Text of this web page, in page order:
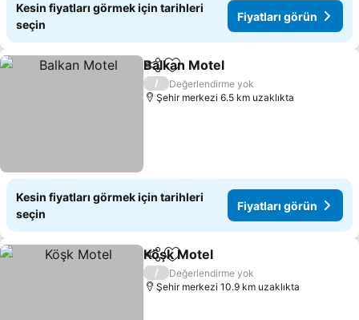
Kesin fiyatları görmek için tarihleri
seçin
Fiyatları görün
PaylaşFavorilerime ekle
Balkan Motel
/
Değerlendirme yok
Şehir merkezi 6.5 km uzaklıkta
Kesin fiyatları görmek için tarihleri
seçin
Fiyatları görün
PaylaşFavorilerime ekle
Köşk Motel
/
Değerlendirme yok
Şehir merkezi 10.9 km uzaklıkta